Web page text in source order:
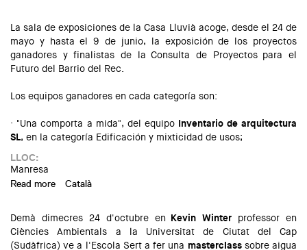
La sala de exposiciones de la Casa Lluvià acoge, desde el 24 de
mayo y hasta el 9 de junio, la exposición de los proyectos
ganadores y finalistas de laConsulta de Proyectospara el
Futuro del Barrio del Rec.
Los equipos ganadores en cada categoría son:
· "Una comporta a mida", del equipo Inventario de arquitectura
SL, en la categoría Edificación y mixticidad de usos;
LLOC:
Manresa
Read more about Exposición: "Proyectos ganadores del Concurso de
Català
Demà dimecres 24 d'octubre en Kevin Winter professor en
Ciències Ambientals a la Universitat de Ciutat del Cap
(Sudàfrica) ve a l'Escola Sert a fer una masterclasssobre aigua